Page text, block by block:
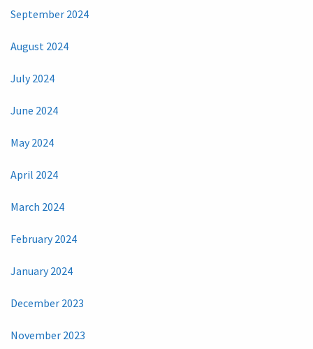
September 2024
August 2024
July 2024
June 2024
May 2024
April 2024
March 2024
February 2024
January 2024
December 2023
November 2023